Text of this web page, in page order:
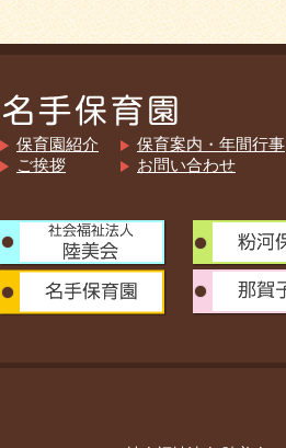
保育園紹介
ご挨拶
保育案内・年間行事
お問い合わせ